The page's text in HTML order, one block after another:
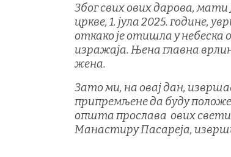
Због свих ових дарова, мати
цркве, 1. јула 2025. године,
откако је отишла у
изражаја. Њена главна
жена.
Зато ми, на овај дан,
припремљене да буду
општа прослава ових
Манастиру Пасареја,